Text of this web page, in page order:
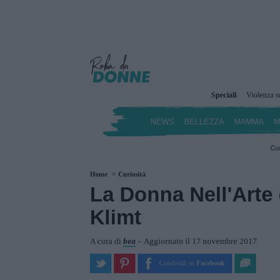
Speciali Violenza
NEWS BELLEZZA MAMMA
Home Curiosità
La Donna
Klimt
A cura di bea Aggiornato il 17 novembre 2017
Condividi su Facebook